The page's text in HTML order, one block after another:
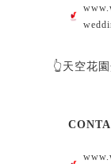
👆天空花